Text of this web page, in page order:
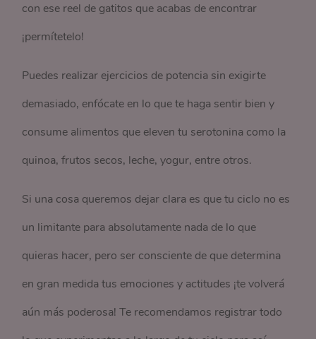
con ese reel de gatitos que acabas de encontrar
¡permítetelo!
Puedes realizar ejercicios de potencia sin exigirte
demasiado, enfócate en lo que te haga sentir bien y
consume alimentos que eleven tu serotonina como la
quinoa, frutos secos, leche, yogur, entre otros.
Si una cosa queremos dejar clara es que tu ciclo no es
un limitante para absolutamente nada de lo que
quieras hacer, pero ser consciente de que determina
en gran medida tus emociones y actitudes ¡te volverá
aún más poderosa! Te recomendamos registrar todo